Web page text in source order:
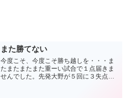
また勝てない
今度こそ、今度こそ勝ち越しを・・・ま
たまたまたまた重ーい試合で１点届きま
せんでした。先発大野が５回に３失点。